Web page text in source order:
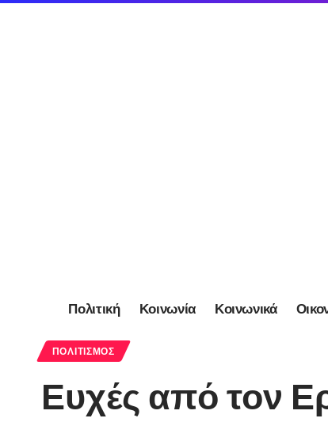
Πολιτική Κοινωνία Κοινωνικά
ΠΟΛΙΤΙΣΜΌΣ
Ευχές από τον